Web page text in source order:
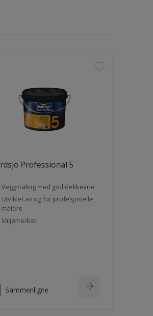
Professional 5
Veggmaling med god dekkevne
Utviklet av og for profesjonelle
malere
Miljømerket
Sammenligne